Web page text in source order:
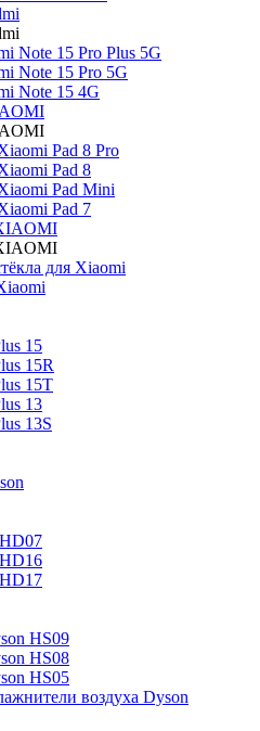
Note 15 Pro Plus 5G
Note 15 Pro 5G
Note 15 4G
Pad 8 Pro
Pad 8
Pad Mini
Pad 7
для Xiaomi
15
15R
15T
13
13S
HS09
HS08
HS05
воздуха Dyson